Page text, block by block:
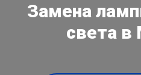
Замена
света в